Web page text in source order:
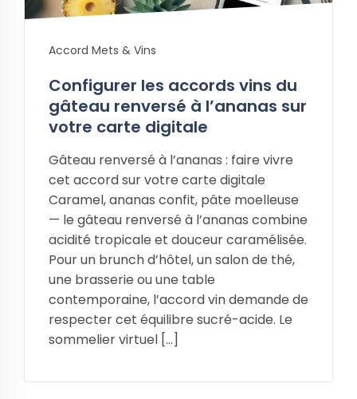
Accord Mets & Vins
Configurer les accords vins du
gâteau renversé à l’ananas sur
votre carte digitale
Gâteau renversé à l’ananas : faire vivre
cet accord sur votre carte digitale
Caramel, ananas confit, pâte moelleuse
— le gâteau renversé à l’ananas combine
acidité tropicale et douceur caramélisée.
Pour un brunch d’hôtel, un salon de thé,
une brasserie ou une table
contemporaine, l’accord vin demande de
respecter cet équilibre sucré-acide. Le
sommelier virtuel […]